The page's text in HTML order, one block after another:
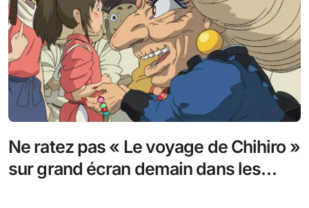
Ne ratez pas « Le voyage de Chihiro »
sur grand écran demain dans les